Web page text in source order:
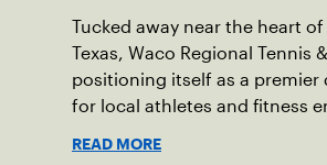
Tucked away near the heart of
Texas, Waco Regional Tennis
positioning itself as a premier
for local athletes and fitness
READ MORE